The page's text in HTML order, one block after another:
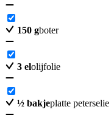
150 gboter
3 elolijfolie
½ bakjeplatte peterselie